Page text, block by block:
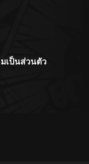
เป็นส่วนตัว